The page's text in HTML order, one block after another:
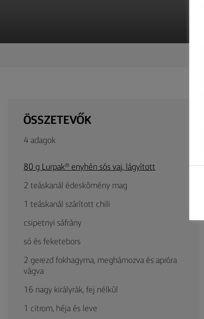
Magyarország
ÖSSZETEVŐK
4 adagok
80 g Lurpak® enyhén sós vaj, lágyított
2 teáskanál édeskömény mag
1 teáskanál szárított chili
csipetnyi sáfrány
só és feketebors
2 gerezd fokhagyma, meghámozva és apróra
vágva
16 nagy királyrák, fej nélkül
1 citrom, héja és leve